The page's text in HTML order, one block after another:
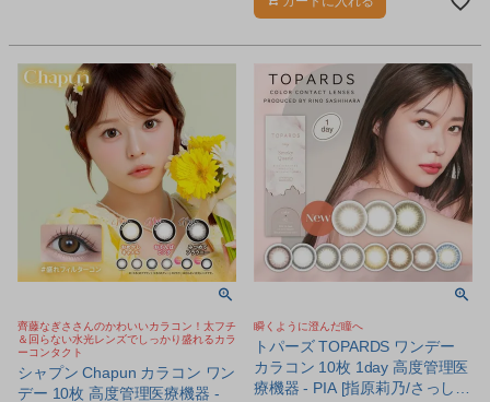
齊藤なぎささんのかわいいカラコン！太フチ
＆回らない水光レンズでしっかり盛れるカラ
ーコンタクト
シャプン Chapun カラコン ワン
デー 10枚 高度管理医療機器 -
瞬くように澄んだ瞳へ
トパーズ TOPARDS ワンデー
カラコン 10枚 1day 高度管理医
療機器 - PIA [指原莉乃/さっし